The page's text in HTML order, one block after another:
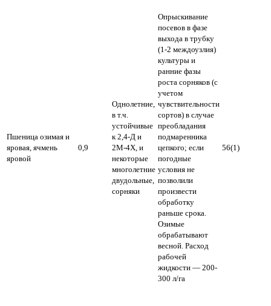
Пшеница озимая и
яровая, ячмень
яровой
0,9
Однолетние,
в т.ч.
устойчивые
к 2,4-Д и
2М-4Х, и
некоторые
многолетние
двудольные,
сорняки
Опрыскивание
посевов в фазе
выхода в трубку
(1-2 междоузлия)
культуры и
ранние фазы
роста сорняков (с
учетом
чувствительности
сортов) в случае
преобладания
подмаренника
цепкого; если
погодные
условия не
позволили
произвести
обработку
раньше срока.
Озимые
обрабатывают
весной. Расход
рабочей
жидкости — 200-
300 л/га
56(1)